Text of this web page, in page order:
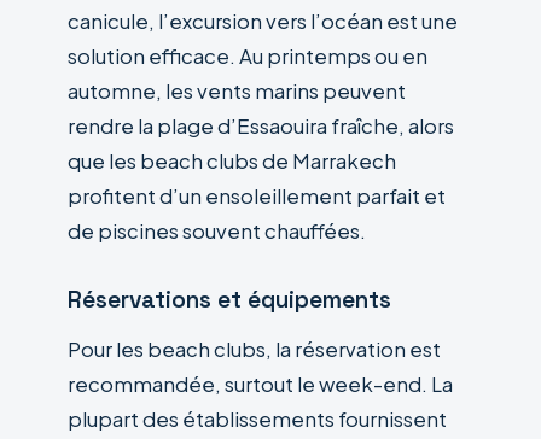
canicule, l’excursion vers l’océan est une
solution efficace. Au printemps ou en
automne, les vents marins peuvent
rendre la plage d’Essaouira fraîche, alors
que les beach clubs de Marrakech
profitent d’un ensoleillement parfait et
de piscines souvent chauffées.
Réservations et équipements
Pour les beach clubs, la réservation est
recommandée, surtout le week-end. La
plupart des établissements fournissent